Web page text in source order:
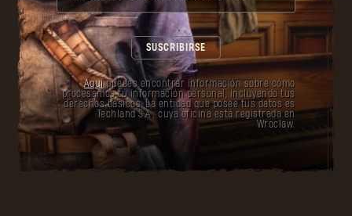
SUSCRIBIRSE
Aquípuedes encontrar información sobre cómo
procesamos tu información personal, incluyendo tus
derechos básicos. La entidad que posee tus datos es
Techland S.A., cuya oficina está registrada en
Wrocław.